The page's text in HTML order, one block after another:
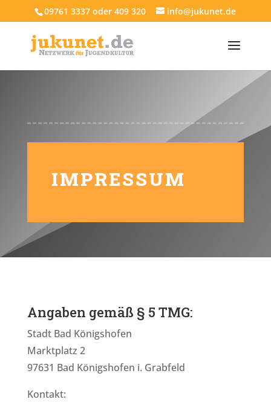
09761 3337 oder 409 320 info@jukunet.de
IMPRESSUM
Angaben gemäß § 5 TMG:
Stadt Bad Königshofen
Marktplatz 2
97631 Bad Königshofen i. Grabfeld
Kontakt: